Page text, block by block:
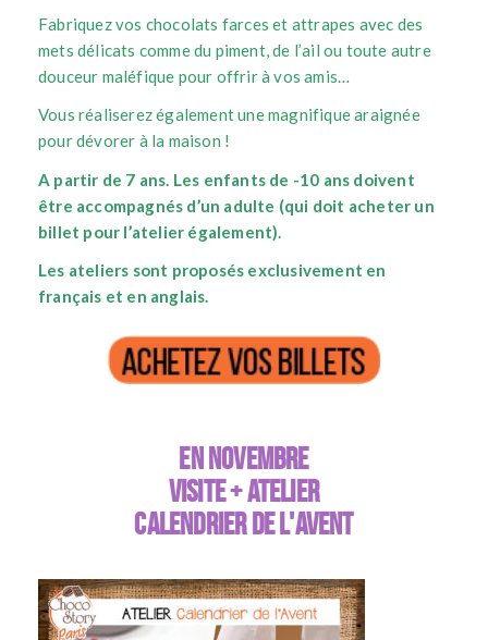
Fabriquez vos chocolats farces et attrapes avec des
mets délicats comme du piment, de l’ail ou toute autre
douceur maléfique pour offrir à vos amis…
Vous réaliserez également une magnifique araignée
pour dévorer à la maison !
A partir de 7 ans. Les enfants de -10 ans doivent
être accompagnés d’un adulte (qui doit acheter un
billet pour l’atelier également).
Les ateliers sont proposés exclusivement en
français et en anglais.
En Novembre
Visite + Atelier
CALENDRIER DE L'AVENT